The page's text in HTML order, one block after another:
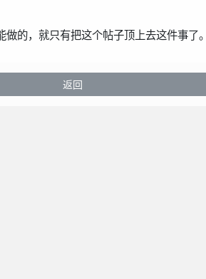
的，就只有把这个帖子顶上去这件事了。
返回